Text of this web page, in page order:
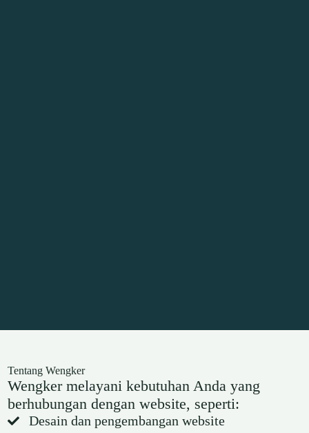
Tentang Wengker
Wengker melayani kebutuhan Anda yang
berhubungan dengan website, seperti:​
Desain dan pengembangan website